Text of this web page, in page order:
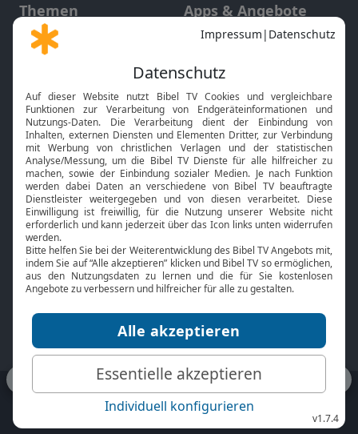
Themen
Gott und Bibel erklärt
Neuigkeiten
Apps & Angebote
Mobile App
Smart TV
HbbTV
Bibelthek Online-Bibel
Nächster Gottesdienst
Bibel TV
Über uns
Jobs
Mediadaten
Service
Kontakt
TV-Empfang
bibeltv.de: Impressum
Datenschutz
Nutzungsbedingungen
Fakten Bibel TV App